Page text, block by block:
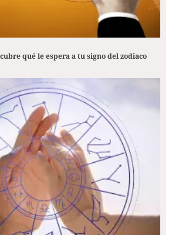
qué le espera a tu signo del zodiaco